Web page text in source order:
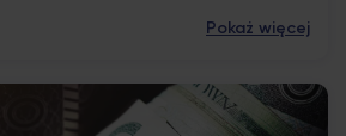
się w momencie
konsekwencji pomaga
obciążeń i ułatwia podejmowanie
Opłaty […]
Pokaż więcej